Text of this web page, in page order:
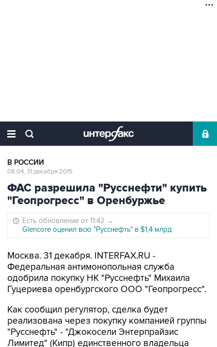
В РОССИИ
08:04, 31 декабря 2015
ФАС разрешила "Русснефти" купить
"Геопрогресс" в Оренбуржье
Есть обновление от 11:42 →
Glencore оценил всю "Русснефть" в $1,4 млрд
Москва. 31 декабря. INTERFAX.RU -
Федеральная антимонопольная служба
одобрила покупку НК "Русснефть" Михаила
Гуцериева оренбургского ООО "Геопрогресс".
Как сообщил регулятор, сделка будет
реализована через покупку компанией группы
"Русснефть" - "Джокосели Энтерпрайзис
Лимитед" (Кипр) единственного владельца